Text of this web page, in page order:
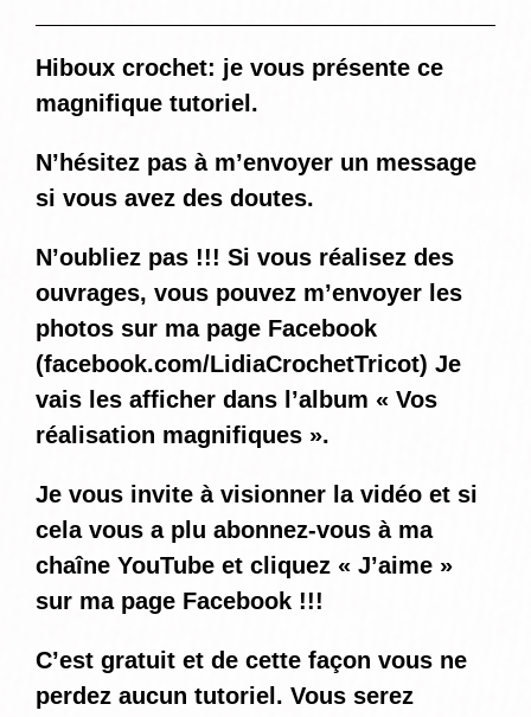
Hiboux crochet: je vous présente ce
magnifique tutoriel.
N’hésitez pas à m’envoyer un message
si vous avez des doutes.
N’oubliez pas !!! Si vous réalisez des
ouvrages, vous pouvez m’envoyer les
photos sur ma page Facebook
(facebook.com/LidiaCrochetTricot) Je
vais les afficher dans l’album « Vos
réalisation magnifiques ».
Je vous invite à visionner la vidéo et si
cela vous a plu abonnez-vous à ma
chaîne YouTube et cliquez « J’aime »
sur ma page Facebook !!!
C’est gratuit et de cette façon vous ne
perdez aucun tutoriel. Vous serez